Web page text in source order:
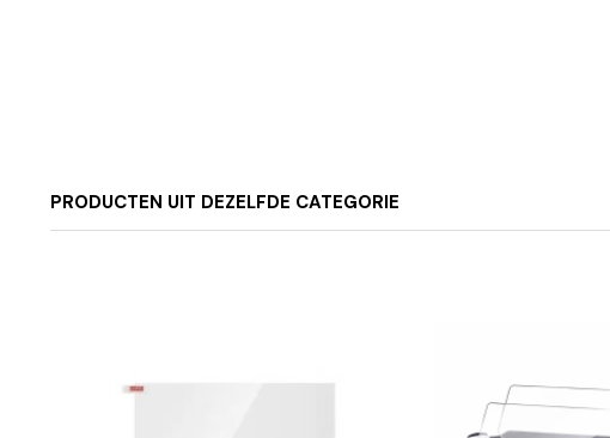
PRODUCTEN UIT DEZELFDE CATEGORIE